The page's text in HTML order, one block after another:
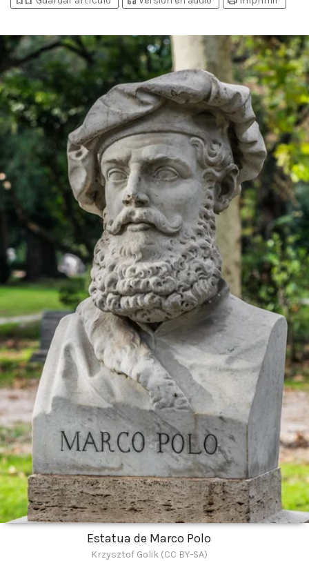
Estatua de Marco Polo
Krzysztof Golik (CC BY-SA)